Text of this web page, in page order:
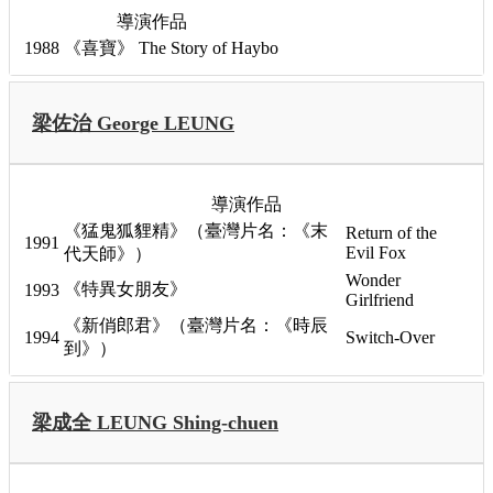
導演作品
1988
《喜寶》 The Story of Haybo
梁佐治 George LEUNG
導演作品
1991
《猛鬼狐貍精》（臺灣片名：《末
代天師》）
Return of the
Evil Fox
1993
《特異女朋友》
Wonder
Girlfriend
1994
《新俏郎君》（臺灣片名：《時辰
到》）
Switch-Over
梁成全 LEUNG Shing-chuen